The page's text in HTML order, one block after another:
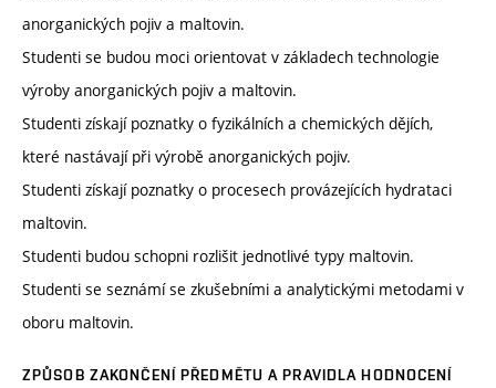
anorganických pojiv a maltovin.
Studenti se budou moci orientovat v základech technologie
výroby anorganických pojiv a maltovin.
Studenti získají poznatky o fyzikálních a chemických dějích,
které nastávají při výrobě anorganických pojiv.
Studenti získají poznatky o procesech provázejících hydrataci
maltovin.
Studenti budou schopni rozlišit jednotlivé typy maltovin.
Studenti se seznámí se zkušebními a analytickými metodami v
oboru maltovin.
ZPŮSOB ZAKONČENÍ PŘEDMĚTU A PRAVIDLA HODNOCENÍ